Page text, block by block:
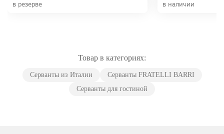
в резерве в наличии
Товар в категориях:
Серванты из Италии
Серванты FRATELLI BARRI
Серванты для гостиной